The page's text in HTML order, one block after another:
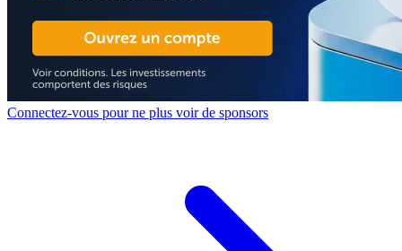
Connectez-vous pour ne plus voir de sponsors